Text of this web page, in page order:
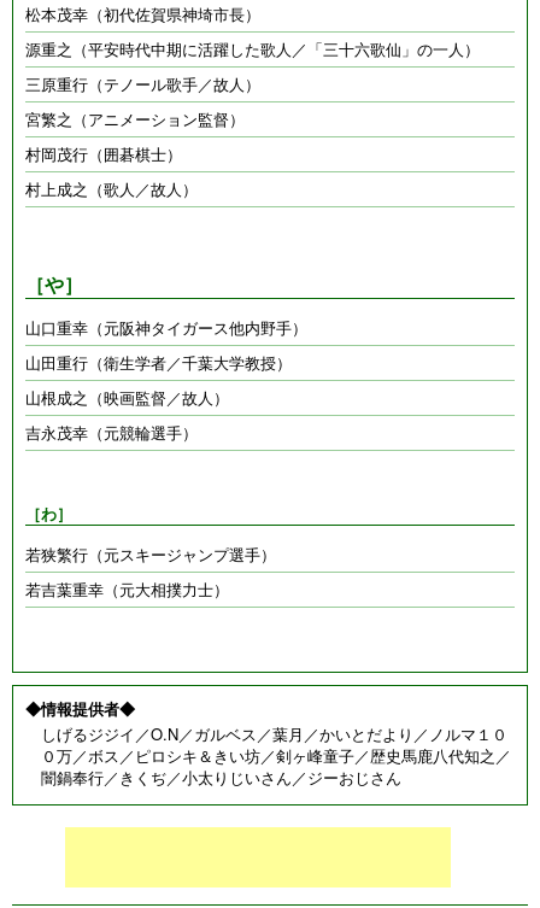
松本茂幸（初代佐賀県神埼市長）
源重之（平安時代中期に活躍した歌人／「三十六歌仙」の一人）
三原重行（テノール歌手／故人）
宮繁之（アニメーション監督）
村岡茂行（囲碁棋士）
村上成之（歌人／故人）
［や］
山口重幸（元阪神タイガース他内野手）
山田重行（衛生学者／千葉大学教授）
山根成之（映画監督／故人）
吉永茂幸（元競輪選手）
［わ］
若狭繁行（元スキージャンプ選手）
若吉葉重幸（元大相撲力士）
◆情報提供者◆
しげるジジイ／O.N／ガルベス／葉月／かいとだより／ノルマ１０
０万／ボス／ピロシキ＆きい坊／剣ヶ峰童子／歴史馬鹿八代知之／
闇鍋奉行／きくぢ／小太りじいさん／ジーおじさん